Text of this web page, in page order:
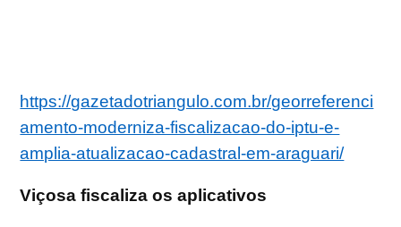
https://gazetadotriangulo.com.br/georreferenci
amento-moderniza-fiscalizacao-do-iptu-e-
amplia-atualizacao-cadastral-em-araguari/
Viçosa fiscaliza os aplicativos